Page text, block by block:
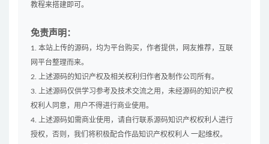
教程来搭建即可。
免责声明：
1. 本站上传的源码，均为平台购买，作者提供，网友推荐，互联
网平台整理而来。
2. 上述源码的知识产权及相关权利归作者及制作公司所有。
3. 上述源码仅供学习参考及技术交流之用，未经源码的知识产权
权利人同意，用户不得进行商业使用。
4. 上述源码如需商业使用，请自行联系源码知识产权权利人进行
授权，否则，我们将积极配合作品知识产权权利人 一起维权。